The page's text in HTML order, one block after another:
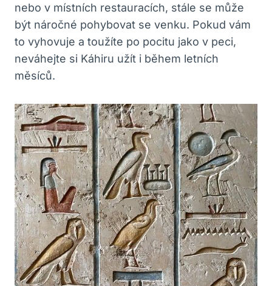
nebo v místních restauracích, stále se může
být náročné pohybovat se venku. Pokud vám
to vyhovuje a toužíte po pocitu jako v peci,
neváhejte si Káhiru užít i během letních
měsíců.